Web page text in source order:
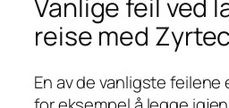
Vanlige feil ved
reise med
En av de vanligste feilene